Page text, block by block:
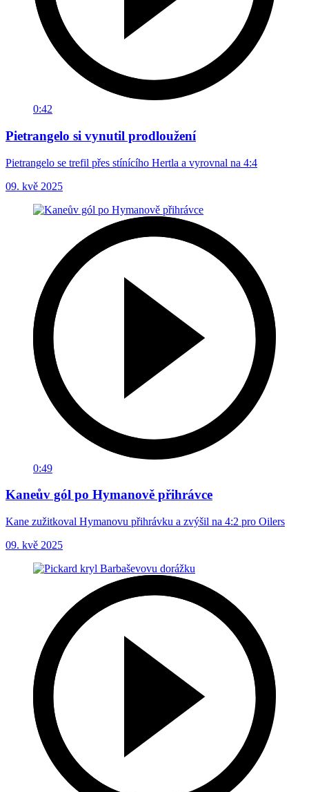
0:42
Pietrangelo si vynutil prodloužení
Pietrangelo se trefil přes stínícího Hertla a vyrovnal na 4:4
09. kvě 2025
0:49
Kaneův gól po Hymanově přihrávce
Kane zužitkoval Hymanovu přihrávku a zvýšil na 4:2 pro Oilers
09. kvě 2025